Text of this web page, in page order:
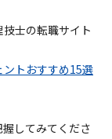
士の転職サイト
トおすすめ15選
してみてくださ